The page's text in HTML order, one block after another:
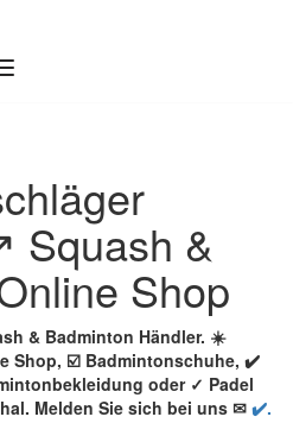
Squash &
Shop
& Badminton Händler. ☀️
Shop, ☑️ Badmintonschuhe, ✔️
oder ✓ Padel
Melden Sie sich bei uns ✉ ✔️.